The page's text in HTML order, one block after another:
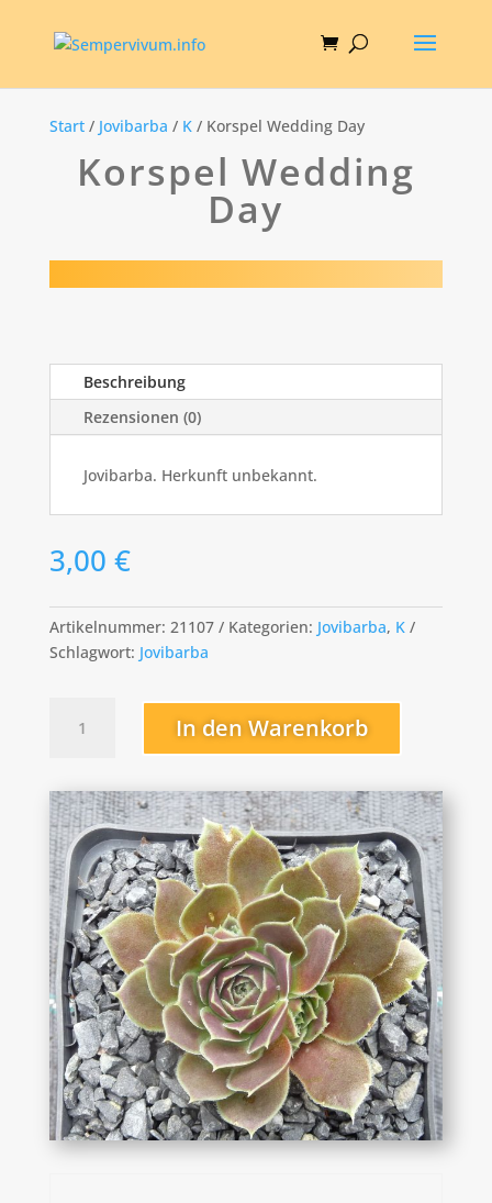
Start/ Jovibarba / K/ Korspel Wedding Day
Korspel Wedding
Day
Beschreibung
Rezensionen (0)
Jovibarba. Herkunft unbekannt.
3,00 €
Artikelnummer: 21107 Kategorien: Jovibarba, K
Schlagwort: Jovibarba
Wedding
In den Warenkorb